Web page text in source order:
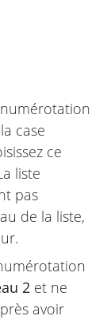
case
ce
liste
pas
de la liste,
2 et ne
avoir